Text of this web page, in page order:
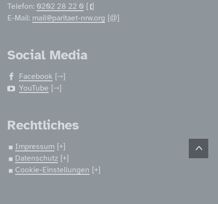
Telefon: 0202 28 22 0
E-Mail: mail@paritaet-nrw.org
Social Media
Facebook
YouTube
Rechtliches
Impressum
Datenschutz
Cookie-Einstellungen